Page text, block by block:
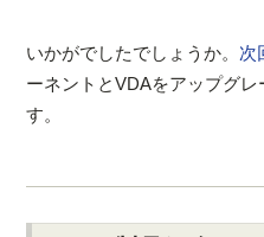
いかがでしたでしょうか。 次
ーネントとVDAをアップグ
す。